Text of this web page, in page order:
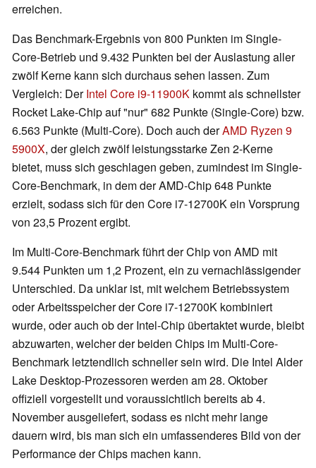
erreichen.
Das Benchmark-Ergebnis von 800 Punkten im Single-
Core-Betrieb und 9.432 Punkten bei der Auslastung aller
zwölf Kerne kann sich durchaus sehen lassen. Zum
Vergleich: DerIntel Core i9-11900K kommt als schnellster
Rocket Lake-Chip auf "nur" 682 Punkte (Single-Core) bzw.
6.563 Punkte (Multi-Core). Doch auch derAMD Ryzen 9
5900X, der gleich zwölf leistungsstarke Zen 2-Kerne
bietet, muss sich geschlagen geben, zumindest im Single-
Core-Benchmark, in dem der AMD-Chip 648 Punkte
erzielt, sodass sich für den Core i7-12700K ein Vorsprung
von 23,5 Prozent ergibt.
Im Multi-Core-Benchmark führt der Chip von AMD mit
9.544 Punkten um 1,2 Prozent, ein zu vernachlässigender
Unterschied. Da unklar ist, mit welchem Betriebssystem
oder Arbeitsspeicher der Core i7-12700K kombiniert
wurde, oder auch ob der Intel-Chip übertaktet wurde, bleibt
abzuwarten, welcher der beiden Chips im Multi-Core-
Benchmark letztendlich schneller sein wird. Die Intel Alder
Lake Desktop-Prozessoren werden am 28. Oktober
offiziell vorgestellt und voraussichtlich bereits ab 4.
November ausgeliefert, sodass es nicht mehr lange
dauern wird, bis man sich ein umfassenderes Bild von der
Performance der Chips machen kann.